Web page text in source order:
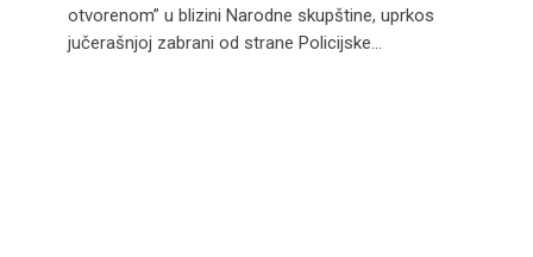
otvorenom” u blizini Narodne skupštine, uprkos
jučerašnjoj zabrani od strane Policijske...